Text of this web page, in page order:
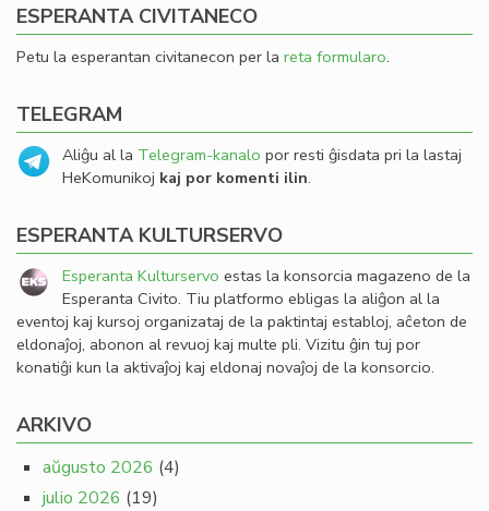
ESPERANTA CIVITANECO
Petu la esperantan civitanecon per la reta formularo.
TELEGRAM
Aliĝu al la Telegram-kanalo por resti ĝisdata pri la lastaj
HeKomunikoj kaj por komenti ilin.
ESPERANTA KULTURSERVO
Esperanta Kulturservo estas la konsorcia magazeno de la
Esperanta Civito. Tiu platformo ebligas la aliĝon al la
eventoj kaj kursoj organizataj de la paktintaj establoj, aĉeton de
eldonaĵoj, abonon al revuoj kaj multe pli. Vizitu ĝin tuj por
konatiĝi kun la aktivaĵoj kaj eldonaj novaĵoj de la konsorcio.
ARKIVO
aŭgusto 2026 (4)
julio 2026 (19)